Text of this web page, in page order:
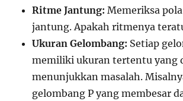
Ritme Jantung: Memeriksa
jantung. Apakah ritmenya
Ukuran Gelombang: Setiap
memiliki ukuran tertentu yang
menunjukkan masalah.
gelombang P yang membesar